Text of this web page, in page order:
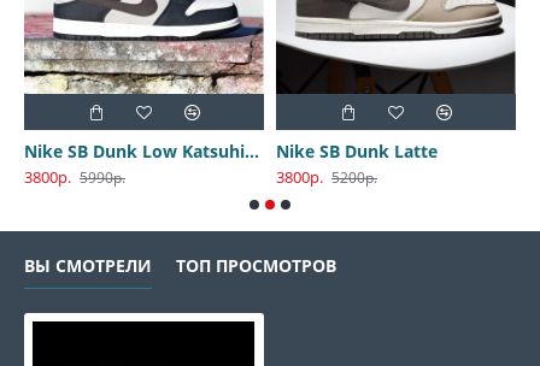
Nike SB Dunk Low Katsuhiro Otomo
3800р. 5990р.
Nike SB Dunk Latte
3800р. 5200р.
ВЫ СМОТРЕЛИ ТОП ПРОСМОТРОВ